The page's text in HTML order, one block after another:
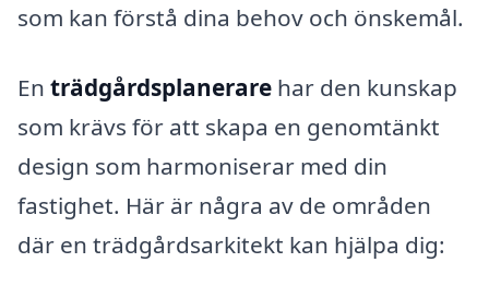
som kan förstå dina behov och önskemål.
En trädgårdsplanerare har den kunskap
som krävs för att skapa en genomtänkt
design som harmoniserar med din
fastighet. Här är några av de områden
där en trädgårdsarkitekt kan hjälpa dig: